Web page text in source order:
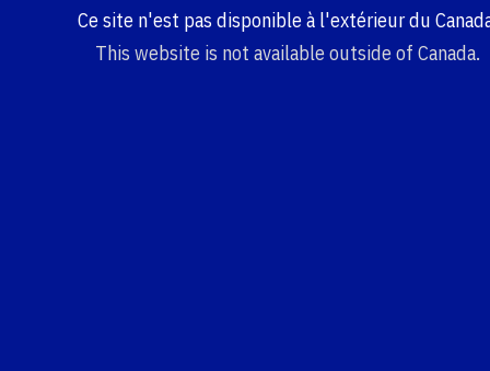
Ce site n'est pas disponible à l'extérieur du
This website is not available outside of Canada.